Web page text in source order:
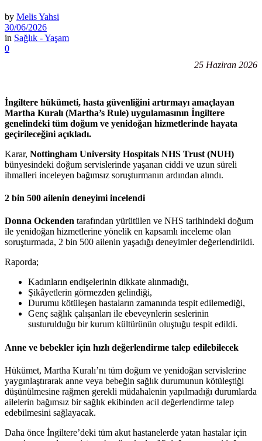
by Melis Yahsi
30/06/2026
in Sağlık - Yaşam
0
25 Haziran 2026
İngiltere hükümeti, hasta güvenliğini artırmayı amaçlayan
Martha Kuralı (Martha’s Rule) uygulamasının İngiltere
genelindeki tüm doğum ve yenidoğan hizmetlerinde hayata
geçirileceğini açıkladı.
Karar, Nottingham University Hospitals NHS Trust (NUH)
bünyesindeki doğum servislerinde yaşanan ciddi ve uzun süreli
ihmalleri inceleyen bağımsız soruşturmanın ardından alındı.
2 bin 500 ailenin deneyimi incelendi
Donna Ockenden tarafından yürütülen ve NHS tarihindeki doğum
ile yenidoğan hizmetlerine yönelik en kapsamlı inceleme olan
soruşturmada, 2 bin 500 ailenin yaşadığı deneyimler değerlendirildi.
Raporda;
Kadınların endişelerinin dikkate alınmadığı,
Şikâyetlerin görmezden gelindiği,
Durumu kötüleşen hastaların zamanında tespit edilemediği,
Genç sağlık çalışanları ile ebeveynlerin seslerinin
susturulduğu bir kurum kültürünün oluştuğu tespit edildi.
Anne ve bebekler için hızlı değerlendirme talep edilebilecek
Hükümet, Martha Kuralı’nı tüm doğum ve yenidoğan servislerine
yaygınlaştırarak anne veya bebeğin sağlık durumunun kötüleştiği
düşünülmesine rağmen gerekli müdahalenin yapılmadığı durumlarda
ailelerin bağımsız bir sağlık ekibinden acil değerlendirme talep
edebilmesini sağlayacak.
Daha önce İngiltere’deki tüm akut hastanelerde yatan hastalar için